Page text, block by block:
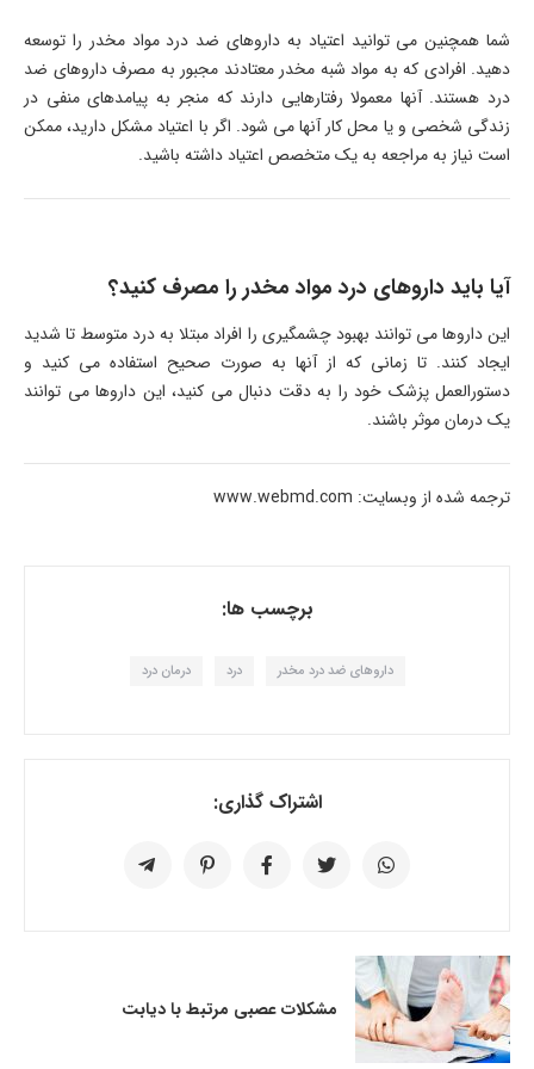
شما همچنین می توانید اعتیاد به داروهای ضد درد مواد مخدر را توسعه
دهید. افرادی که به مواد شبه مخدر معتادند مجبور به مصرف داروهای ضد
درد هستند. آنها معمولا رفتارهایی دارند که منجر به پیامدهای منفی در
زندگی شخصی و یا محل کار آنها می شود. اگر با اعتیاد مشکل دارید، ممکن
است نیاز به مراجعه به یک متخصص اعتیاد داشته باشید.
آیا باید داروهای درد مواد مخدر را مصرف کنید؟
این داروها می توانند بهبود چشمگیری را افراد مبتلا به درد متوسط تا شدید
ایجاد کنند. تا زمانی که از آنها به صورت صحیح استفاده می کنید و
دستورالعمل پزشک خود را به دقت دنبال می کنید، این داروها می توانند
یک درمان موثر باشند.
ترجمه شده از وبسایت: www.webmd.com
برچسب ها:
داروهای ضد درد مخدر درد درمان درد
اشتراک گذاری:
مشکلات عصبی مرتبط با دیابت